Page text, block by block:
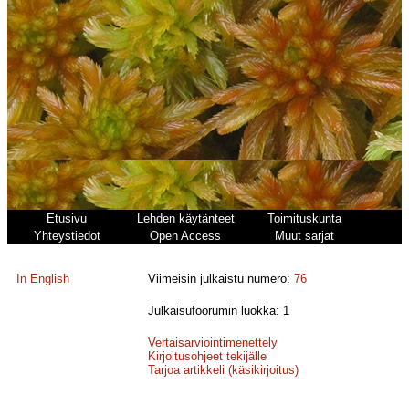
Etusivu Lehden käytänteet
Toimituskunta
Yhteystiedot
Open Access Muut sarjat
In English Viimeisin julkaistu numero:76
Julkaisufoorumin luokka: 1
Vertaisarviointimenettely
Kirjoitusohjeet tekijälle
Tarjoa artikkeli (käsikirjoitus)